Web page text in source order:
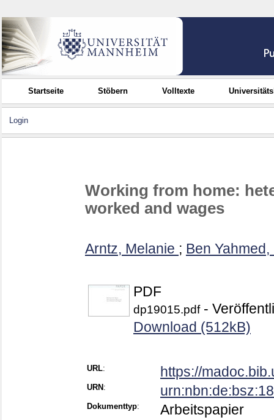
Startseite Stöbern Volltexte
Login
Working from home:
worked and wages
Arntz, Melanie ; Ben
PDF
dp19015.pdf-
Download (512kB)
URL: https://
URN :
Dokumenttyp: Arbeitspapier